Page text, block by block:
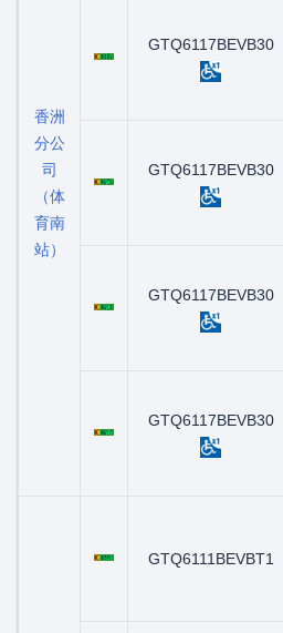
香洲
分公
司
（体
育南
站）
粤C00185D
GTQ6117BEVB30
粤C00775D
GTQ6117BEVB30
粤C06210D
GTQ6117BEVB30
粤C08217D
GTQ6117BEVB30
GTQ6111BEVBT1